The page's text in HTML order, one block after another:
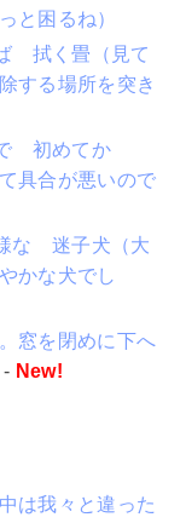
と困るね）
拭く畳（見て
する場所を突き
で 初めてか
具合が悪いので
な 迷子犬（大
かな犬でし
窓を閉めに下へ
- New!
は我々と違った